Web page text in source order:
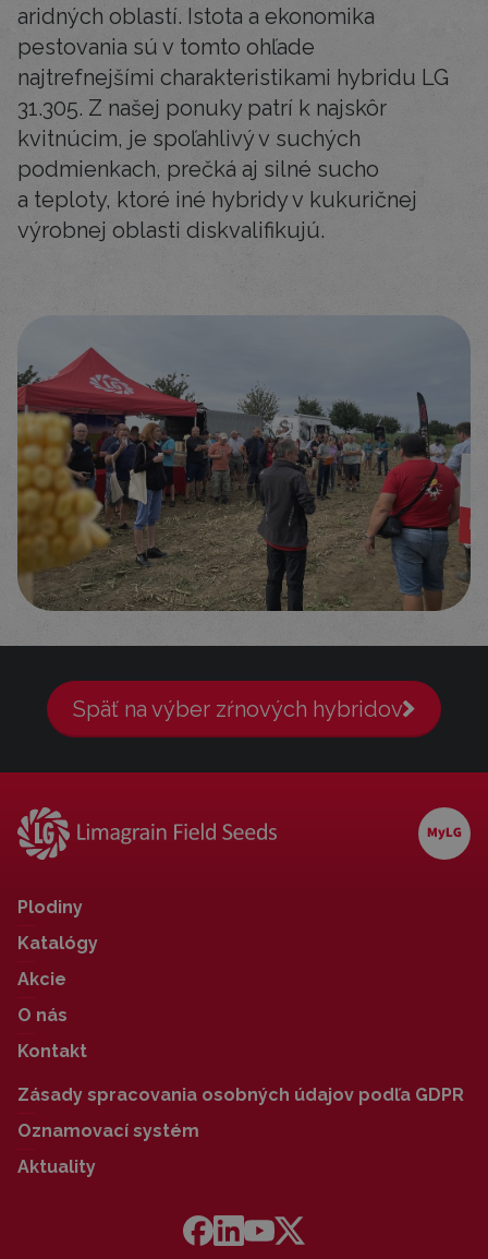
aridných oblastí. Istota a ekonomika
pestovania sú v tomto ohľade
najtrefnejšími charakteristikami hybridu LG
31.305. Z našej ponuky patrí k najskôr
kvitnúcim, je spoľahlivý v suchých
podmienkach, prečká aj silné sucho
a teploty, ktoré iné hybridy v kukuričnej
výrobnej oblasti diskvalifikujú.
Späť na výber zŕnových hybridov
Plodiny
Katalógy
Akcie
O nás
Kontakt
Zásady spracovania osobných údajov podľa GDPR
Oznamovací systém
Aktuality